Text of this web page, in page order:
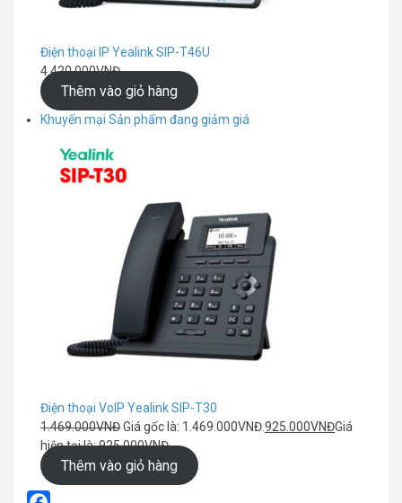
Điện thoại IP Yealink SIP-T46U
4.420.000VNĐ
Thêm vào giỏ hàng
Khuyến mại Sản phẩm đang giảm giá
Điện thoại VoIP Yealink SIP-T30
1.469.000VNĐGiá gốc là: 1.469.000VNĐ.925.000VNĐGiá
hiện tại là: 925.000VNĐ.
Thêm vào giỏ hàng